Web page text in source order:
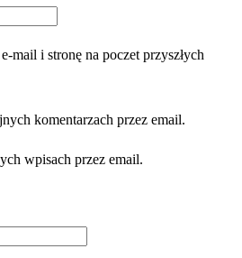
mail i stronę na poczet przyszłych
komentarzach przez email.
wpisach przez email.